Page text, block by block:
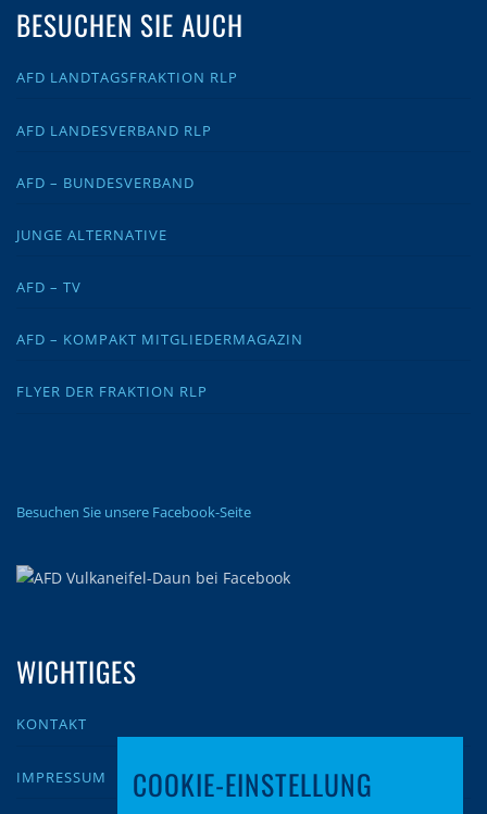
BESUCHEN SIE AUCH
AFD LANDTAGSFRAKTION RLP
AFD LANDESVERBAND RLP
AFD – BUNDESVERBAND
JUNGE ALTERNATIVE
AFD – TV
AFD – KOMPAKT MITGLIEDERMAGAZIN
FLYER DER FRAKTION RLP
Besuchen Sie unsere Facebook-Seite
WICHTIGES
KONTAKT
IMPRESSUM COOKIE-EINSTELLUNG